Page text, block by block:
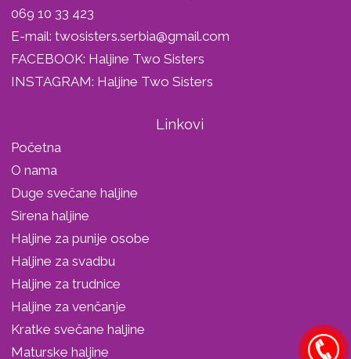
069 10 33 423
E-mail:twosisters.serbia@gmail.com
FACEBOOK: Haljine Two Sisters
INSTAGRAM: Haljine Two Sisters
Linkovi
Početna
O nama
Duge svečane haljine
Sirena haljine
Haljine za punije osobe
Haljine za svadbu
Haljine za trudnice
Haljine za venčanje
Kratke svečane haljine
Maturske haljine